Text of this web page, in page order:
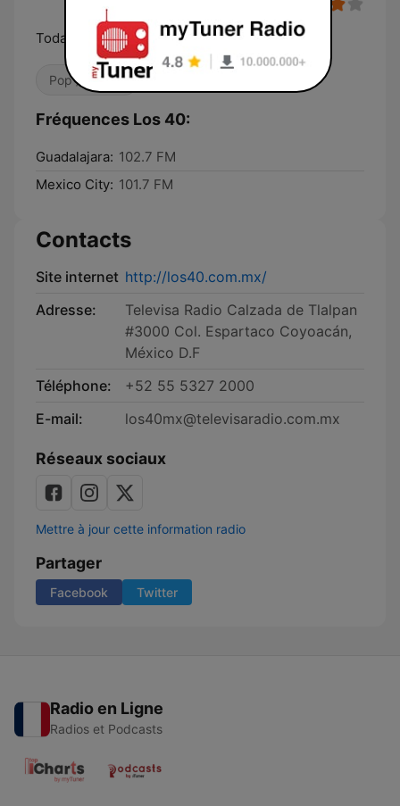
Toda la Actitud
Pop / Top 40
Fréquences Los 40:
Guadalajara: 102.7 FM
Mexico City: 101.7 FM
Contacts
Site internet http://los40.com.mx/
Adresse:
Televisa Radio Calzada de Tlalpan
#3000 Col. Espartaco Coyoacán,
México D.F
Téléphone:
+52 55 5327 2000
E-mail:
los40mx@televisaradio.com.mx
Réseaux sociaux
Mettre à jour cette information radio
Partager
Facebook Twitter
Radio en Ligne
Radios et Podcasts